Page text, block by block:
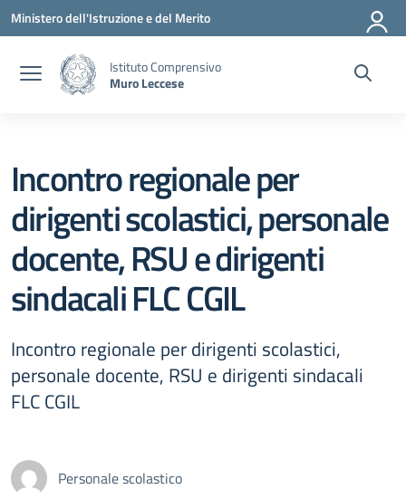
Vai ai contenuti
Vai al menu di navigazione
Vai al footer
Ministero dell'Istruzione e del Merito
Istituto Comprensivo
Muro Leccese
Incontro regionale per
dirigenti scolastici, personale
docente, RSU e dirigenti
sindacali FLC CGIL
Incontro regionale per dirigenti scolastici,
personale docente, RSU e dirigenti sindacali
FLC CGIL
Personale scolastico